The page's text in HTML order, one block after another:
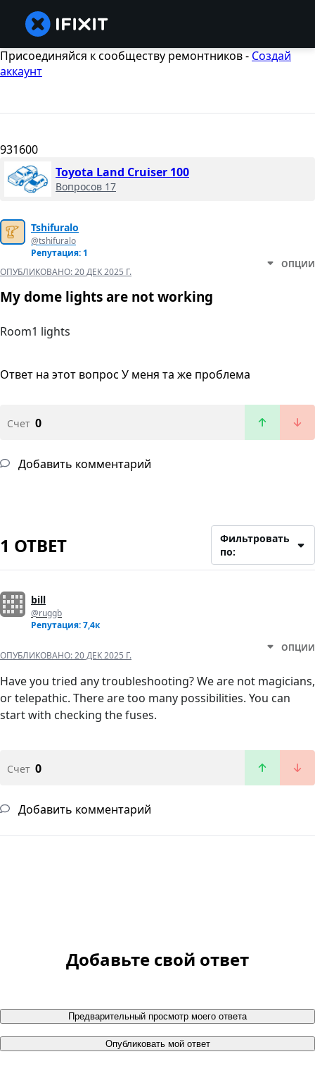
Присоединяйся к сообществу ремонтников - Создай
аккаунт
931600
Toyota Land Cruiser 100
Вопросов 17
Tshifuralo
@tshifuralo
Репутация: 1
ОПУБЛИКОВАНО:20 ДЕК 2025 Г.
ОПЦИИ
My dome lights are not working
Room1 lights
Ответ на этот вопрос У меня та же проблема
Счет 0
Добавить комментарий
1 ОТВЕТ
Фильтровать
по:
bill
@ruggb
Репутация: 7,4к
ОПУБЛИКОВАНО:20 ДЕК 2025 Г.
ОПЦИИ
Have you tried any troubleshooting? We are not magicians,
or telepathic. There are too many possibilities. You can
start with checking the fuses.
Счет 0
Добавить комментарий
Добавьте свой ответ
Предварительный просмотр моего ответа
Опубликовать мой ответ